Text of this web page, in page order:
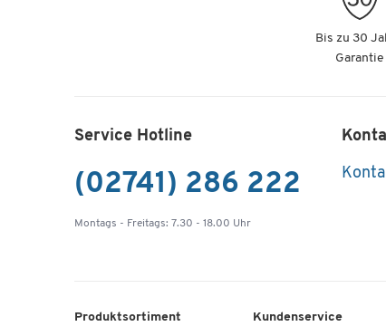
Bis zu 30
Garantie
Service Hotline
(02741) 286 222
Montags - Freitags: 7.30 - 18.00 Uhr
Produktsortiment Kundenservice